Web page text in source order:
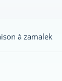
à zamalek